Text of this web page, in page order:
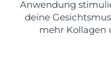
Anwendung
deine
mehr Kollagen